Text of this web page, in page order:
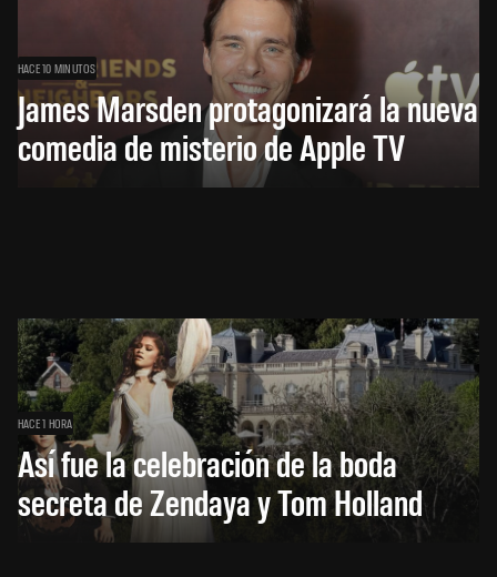
HACE 10 MINUTOS
James Marsden protagonizará la nueva
comedia de misterio de Apple TV
HACE 1 HORA
Así fue la celebración de la boda
secreta de Zendaya y Tom Holland